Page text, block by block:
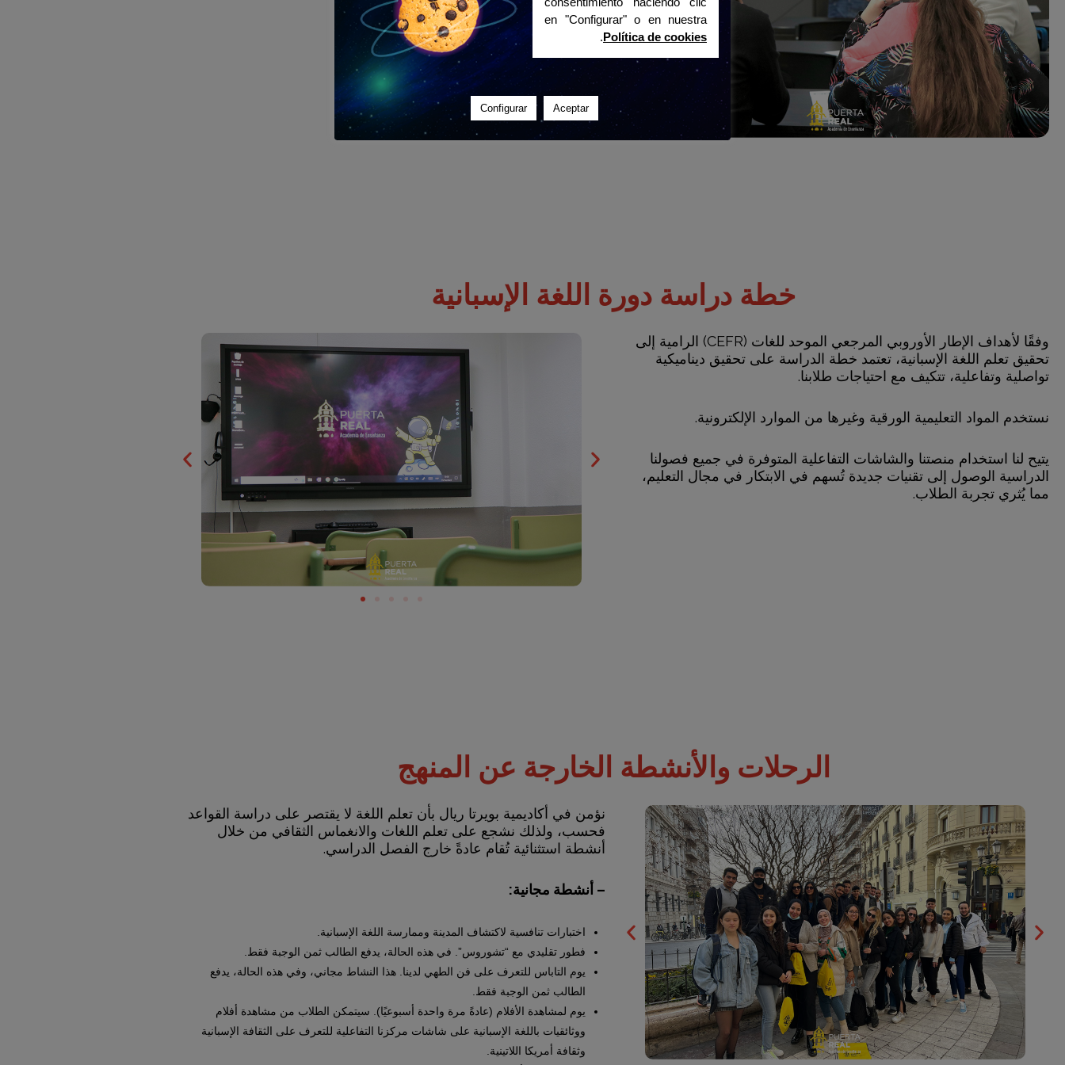
خطة دراسة دورة اللغة الإسبانية
وفقًا لأهداف الإطار الأوروبي المرجعي الموحد للغات (CEFR) الرامية إلى
تحقيق تعلم اللغة الإسبانية، تعتمد خطة الدراسة على تحقيق ديناميكية
تواصلية وتفاعلية، تتكيف مع احتياجات طلابنا.
نستخدم المواد التعليمية الورقية وغيرها من الموارد الإلكترونية.
يتيح لنا استخدام منصتنا والشاشات التفاعلية المتوفرة في جميع فصولنا
الدراسية الوصول إلى تقنيات جديدة تُسهم في الابتكار في مجال التعليم،
مما يُثري تجربة الطلاب.
الرحلات والأنشطة الخارجة عن المنهج
نؤمن في أكاديمية بويرتا ريال بأن تعلم اللغة لا يقتصر على دراسة القواعد
فحسب، ولذلك نشجع على تعلم اللغات والانغماس الثقافي من خلال
أنشطة استثنائية تُقام عادةً خارج الفصل الدراسي.
– أنشطة مجانية:
اختبارات تنافسية لاكتشاف المدينة وممارسة اللغة الإسبانية.
فطور تقليدي مع “تشوروس”. في هذه الحالة، يدفع الطالب ثمن الوجبة فقط.
يوم التاباس للتعرف على فن الطهي لدينا. هذا النشاط مجاني، وفي هذه الحالة، يدفع
الطالب ثمن الوجبة فقط.
يوم لمشاهدة الأفلام (عادةً مرة واحدة أسبوعيًا). سيتمكن الطلاب من مشاهدة أفلام
ووثائقيات باللغة الإسبانية على شاشات مركزنا التفاعلية للتعرف على الثقافة الإسبانية
وثقافة أمريكا اللاتينية.
en "Configurar" o en nuestra
Política de cookies
.
Aceptar
Configurar